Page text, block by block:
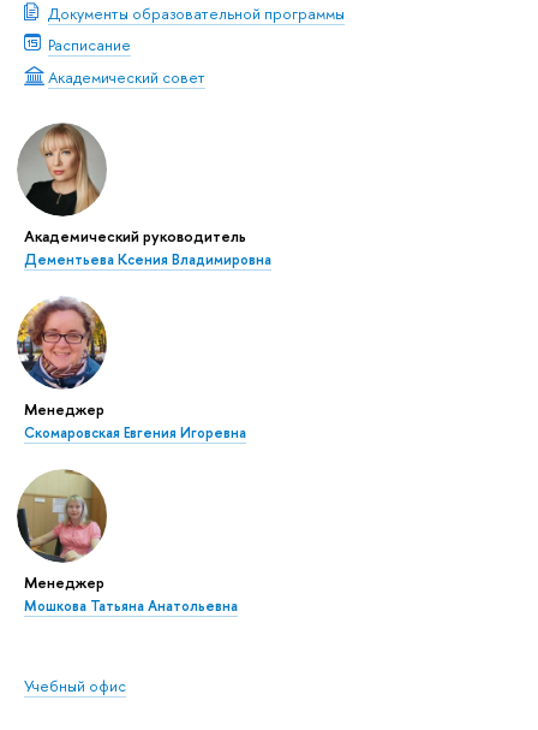
Документы образовательной программы
Расписание
Академический совет
Академический руководитель
Дементьева Ксения Владимировна
Менеджер
Скомаровская Евгения Игоревна
Менеджер
Мошкова Татьяна Анатольевна
Учебный офис